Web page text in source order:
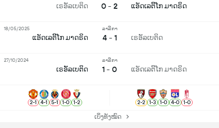
ເຣອັັລເບຕິດ 0 - 2 ແອັດເລຕິິໂກ ມາດຣິດ
ແອັດເລຕິິໂກ ມາດຣິດ
ລາລີກາ
4 - 1 ເຣອັັລເບຕິດ
18/05/2025
ເຣອັັລເບຕິດ
ລາລີກາ
1 - 0 ແອັດເລຕິິໂກ ມາດຣິດ
27/10/2024
2-1 4-1 5-1 1-0 1-2 2-2 1-3 1-0 4-0 1-0
ເບິ່ງທັງໝົດ